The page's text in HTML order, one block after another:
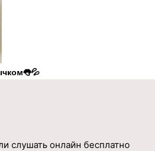
слушать онлайн бесплатно